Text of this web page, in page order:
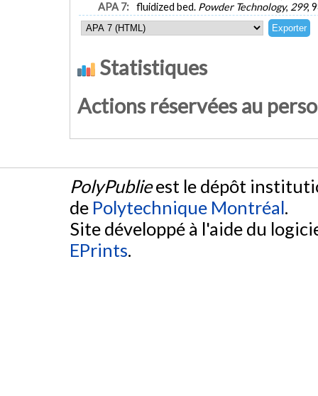
APA 7: fluidized bed. Powder Technology, 299,
Statistiques
Actions réservées au
PolyPublieest le dépôt
de Polytechnique Montréal.
Site développé à l'aide du
EPrints.